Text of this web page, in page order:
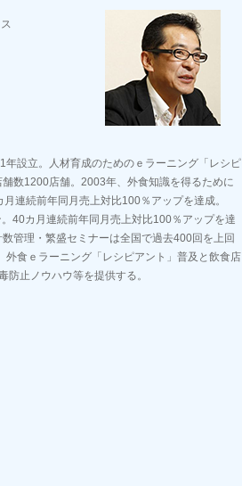
設立。人材育成のためのｅラーニング「レシピ
数1200店舗。2003年、外食知識を得るために
連続前年同月売上対比100％アップを達成。
40カ月連続前年同月売上対比100％アップを達
管理・繁盛セミナーは全国で過去400回を上回
食ｅラーニング「レシピアント」普及と飲食店
止ノウハウ等を提供する。